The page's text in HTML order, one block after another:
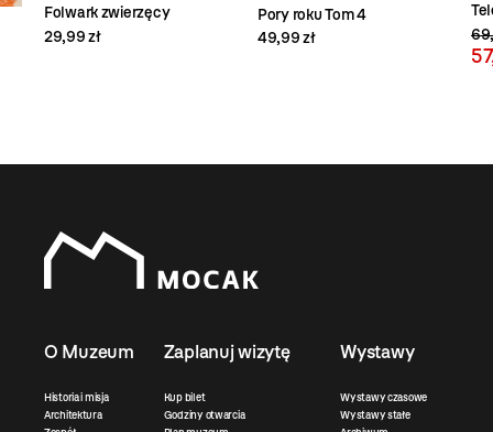
Folwark zwierzęcy
29,99 zł
Pory roku Tom 4
49,99 zł
O Muzeum
Historia i misja
Architektura
Zaplanuj wizytę
Kup bilet
Godziny otwarcia
Wystawy
Wystawy czasowe
Wystawy stałe